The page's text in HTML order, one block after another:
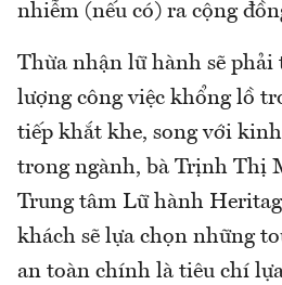
nhiễm (nếu có) ra cộng
Thừa nhận lữ hành sẽ
lượng công việc khổng lồ
tiếp khắt khe, song với
trong ngành, bà Trịnh Thị
Trung tâm Lữ hành
khách sẽ lựa chọn những
an toàn chính là tiêu chí